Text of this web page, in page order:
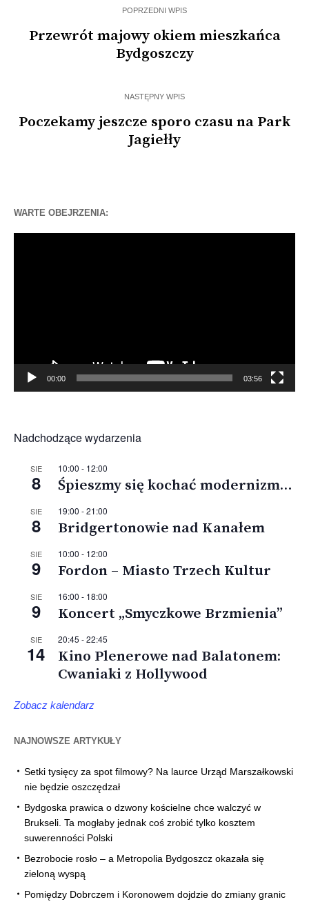
POPRZEDNI WPIS
Przewrót majowy okiem mieszkańca
Bydgoszczy
NASTĘPNY WPIS
Poczekamy jeszcze sporo czasu na Park
Jagiełły
WARTE OBEJRZENIA:
00:00 03:56
Nadchodzące wydarzenia
SIE
8
10:00 - 12:00
Śpieszmy się kochać modernizm…
SIE
8
19:00 -21:00
Bridgertonowie nad Kanałem
SIE
9
10:00 - 12:00
Fordon – Miasto Trzech Kultur
SIE
9
16:00 - 18:00
Koncert „Smyczkowe Brzmienia”
SIE
14
20:45 -22:45
Kino Plenerowe nad Balatonem:
Cwaniaki z Hollywood
Zobacz kalendarz
NAJNOWSZE ARTYKUŁY
Setki tysięcy za spot filmowy? Na laurce Urząd Marszałkowski
nie będzie oszczędzał
Bydgoska prawica o dzwony kościelne chce walczyć w
Brukseli. Ta mogłaby jednak coś zrobić tylko kosztem
suwerenności Polski
Bezrobocie rosło – a Metropolia Bydgoszcz okazała się
zieloną wyspą
Pomiędzy Dobrczem i Koronowem dojdzie do zmiany granic